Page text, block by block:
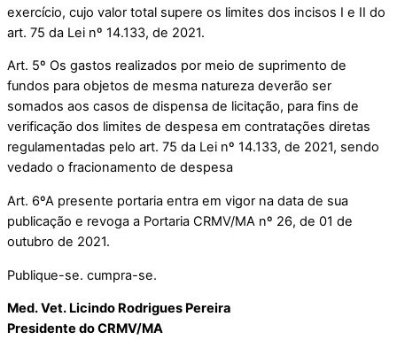
exercício, cujo valor total supere os limites dos incisos I e II do
art. 75 da Lei nº 14.133, de 2021.
Art. 5º Os gastos realizados por meio de suprimento de
fundos para objetos de mesma natureza deverão ser
somados aos casos de dispensa de licitação, para fins de
verificação dos limites de despesa em contratações diretas
regulamentadas pelo art. 75 da Lei nº 14.133, de 2021, sendo
vedado o fracionamento de despesa
Art. 6ºA presente portaria entra em vigor na data de sua
publicação e revoga a Portaria CRMV/MA nº 26, de 01 de
outubro de 2021.
Publique-se. cumpra-se.
Med. Vet. Licindo Rodrigues Pereira
Presidente do CRMV/MA